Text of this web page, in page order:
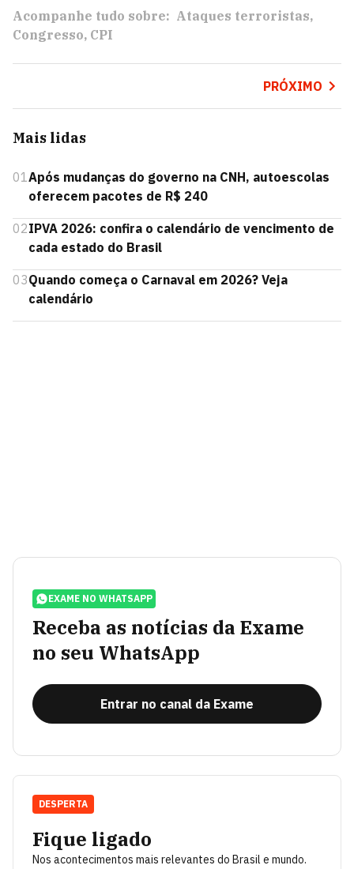
Acompanhe tudo sobre: Ataques terroristas
Congresso CPI
PRÓXIMO
Mais lidas
01Após mudanças do governo na CNH, autoescolas
oferecem pacotes de R$ 240
02IPVA 2026: confira o calendário de vencimento de
cada estado do Brasil
03Quando começa o Carnaval em 2026? Veja
calendário
EXAME NO WHATSAPP
Receba as notícias da Exame
no seu WhatsApp
Entrar no canal da Exame
Fique ligado
Nos acontecimentos mais relevantes do Brasil e mundo.
DESPERTA